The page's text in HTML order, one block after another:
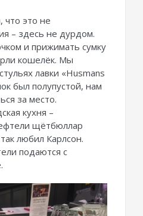
что это не
– здесь не дурдом.
и прижимать сумку
кошелёк. Мы
лавки «Husmans
был полупустой, нам
за место.
кухня –
щётбюллар
любил Карлсон.
подаются с